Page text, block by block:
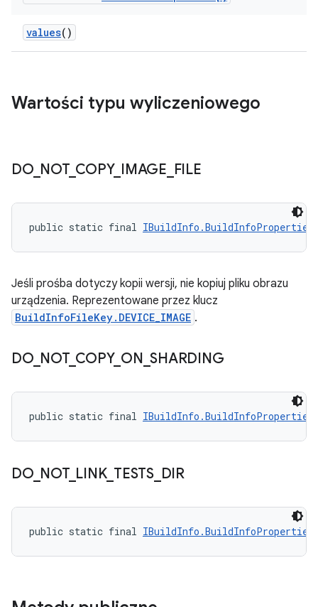
values()
Wartości typu wyliczeniowego
DO_ NOT_ COPY_ IMAGE FILE
public static final IBuildInfo.BuildInfoProperties
Jeśli prośba dotyczy kopii wersji, nie kopiuj pliku obrazu
urządzenia. Reprezentowane przez klucz
BuildInfoFileKey.DEVICE_IMAGE .
DO_ NOT_ COPY_ ON _SHARDING
public static final IBuildInfo.BuildInfoProperties
DO_ NOT_ LINK_ TESTS_ DIR
public static final IBuildInfo.BuildInfoProperties